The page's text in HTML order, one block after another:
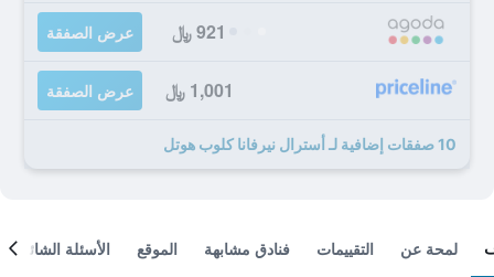
921 ﷼ عرض الصفقة
1,001 ﷼ عرض الصفقة
10 صفقات إضافية لـ أسترال نيرفانا كلوب هوتل
لمحة عن التقييمات فنادق مشابهة الموقع الأسئلة الشائعة